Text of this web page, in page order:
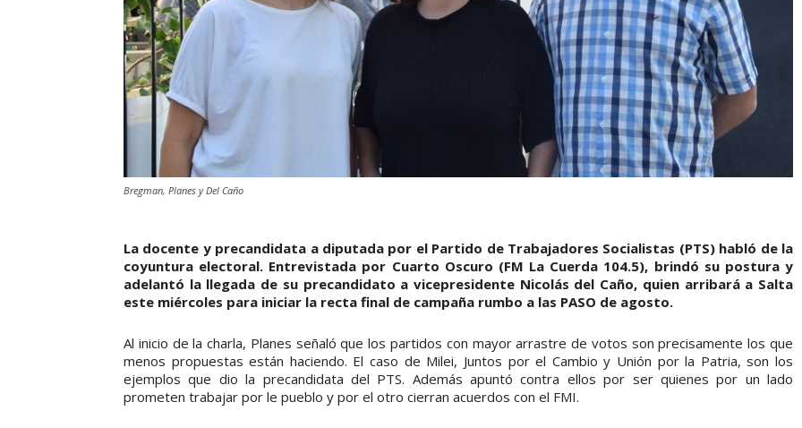
Bregman, Planes y Del Caño
La docente y precandidata a diputada por el Partido de Trabajadores Socialistas (PTS) habló de la
coyuntura electoral. Entrevistada por Cuarto Oscuro (FM La Cuerda 104.5), brindó su postura y
adelantó la llegada de su precandidato a vicepresidente Nicolás del Caño, quien arribará a Salta
este miércoles para iniciar la recta final de campaña rumbo a las PASO de agosto.
Al inicio de la charla, Planes señaló que los partidos con mayor arrastre de votos son precisamente los que
menos propuestas están haciendo. El caso de Milei, Juntos por el Cambio y Unión por la Patria, son los
ejemplos que dio la precandidata del PTS. Además apuntó contra ellos por ser quienes por un lado
prometen trabajar por le pueblo y por el otro cierran acuerdos con el FMI.